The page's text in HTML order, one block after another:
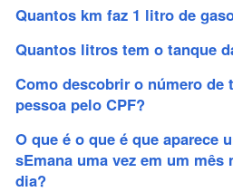
Quantos km faz 1 litro de
Quantos litros tem o tanque
Como descobrir o número de
pessoa pelo CPF?
O que é o que é que aparece
sEmana uma vez em um mês
dia?